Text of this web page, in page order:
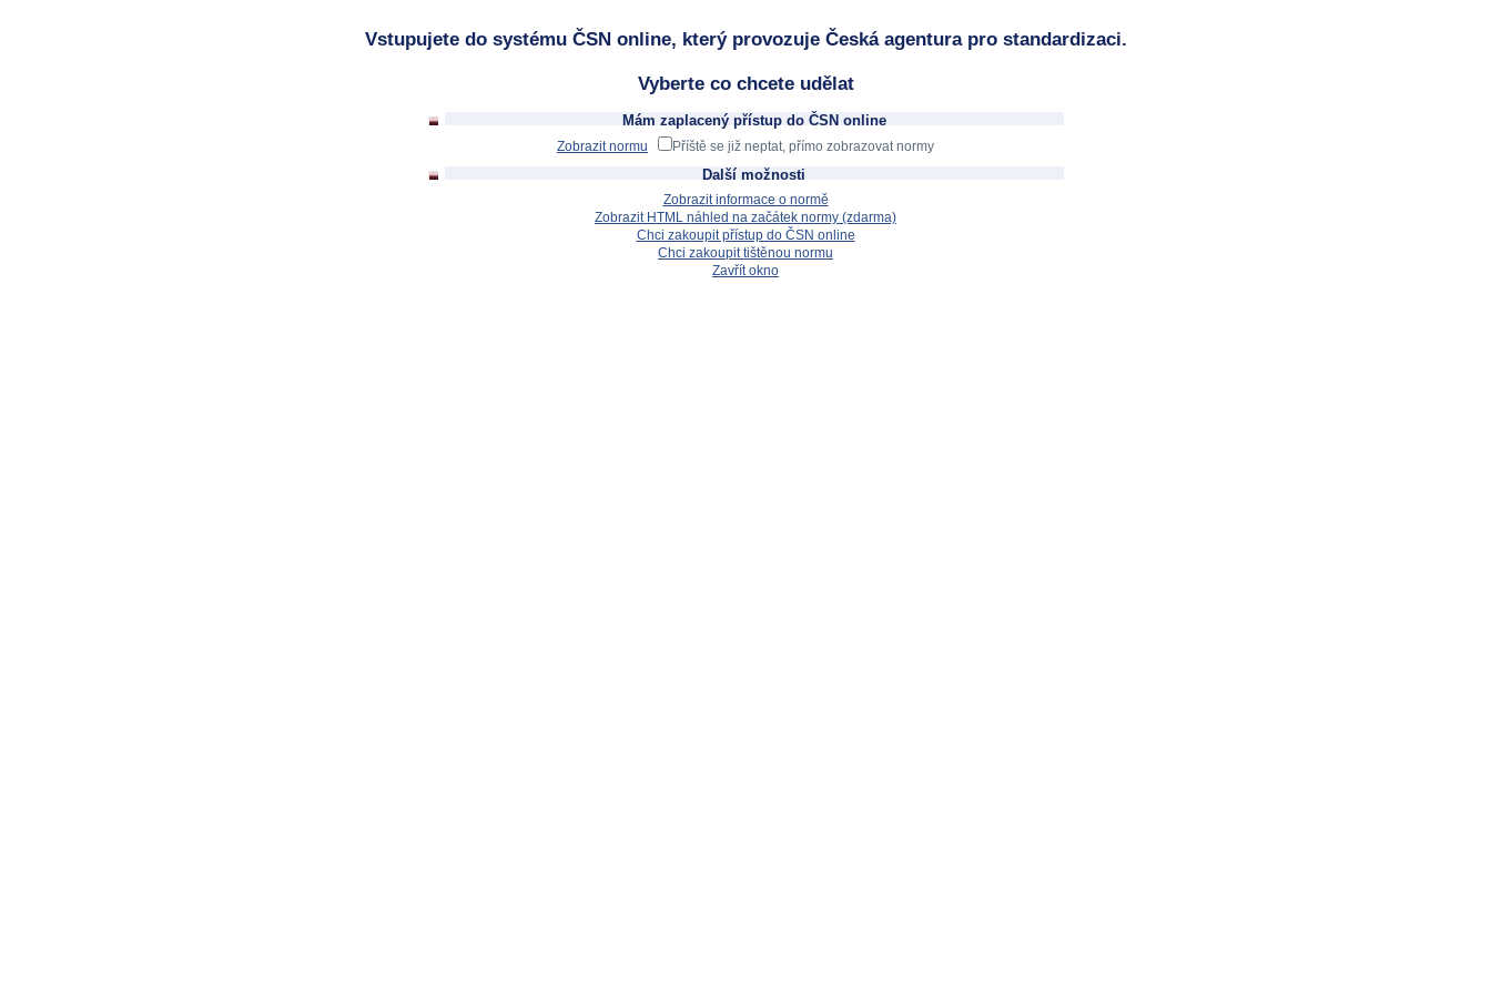
Vstupujete do systému ČSN online, který provozuje Česká agentura pro standardizaci.
Vyberte co chcete udělat
Mám zaplacený přístup do ČSN online
Zobrazit normu Příště se již neptat, přímo zobrazovat normy
Další možnosti
Zobrazit informace o normě
Zobrazit HTML náhled na začátek normy (zdarma)
Chci zakoupit přístup do ČSN online
Chci zakoupit tištěnou normu
Zavřít okno